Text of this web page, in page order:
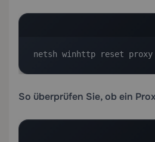
netsh winhttp reset proxy
So überprüfen Sie, ob ein